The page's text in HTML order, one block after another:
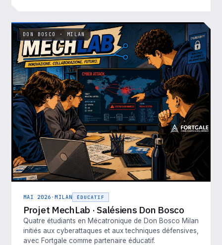
DON BOSCO · MILAN
MAI 2026 ·MILAN ÉDUCATIF
Projet MechLab · Salésiens Don Bosco
Quatre étudiants en Mécatronique de Don Bosco Milan
initiés aux cyberattaques et aux techniques défensives,
avec Fortgale comme partenaire éducatif.